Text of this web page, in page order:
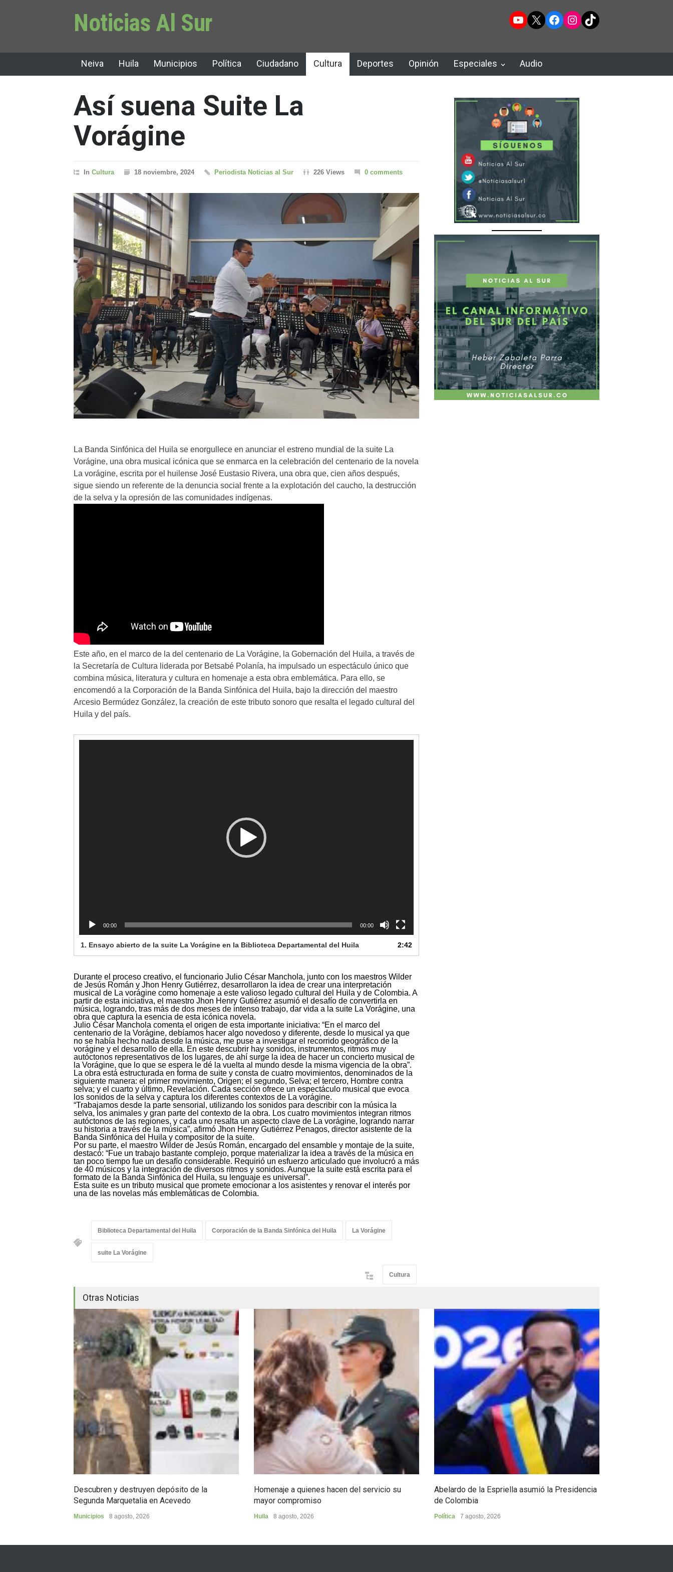
Noticias Al Sur YouTube
X Facebook
Instagram
TikTok
Neiva Huila Municipios Política Ciudadano Cultura Deportes Opinión Especiales Audio
Así suena Suite La
Vorágine
In Cultura 18 noviembre, 2024 Periodista Noticias al Sur 226 Views 0 comments
La Banda Sinfónica del Huila se enorgullece en anunciar el estreno mundial de la suite La
Vorágine, una obra musical icónica que se enmarca en la celebración del centenario de la novela
La vorágine, escrita por el huilense José Eustasio Rivera, una obra que, cien años después,
sigue siendo un referente de la denuncia social frente a la explotación del caucho, la destrucción
de la selva y la opresión de las comunidades indígenas.
Este año, en el marco de la del centenario de La Vorágine, la Gobernación del Huila, a través de
la Secretaría de Cultura liderada por Betsabé Polanía, ha impulsado un espectáculo único que
combina música, literatura y cultura en homenaje a esta obra emblemática. Para ello, se
encomendó a la Corporación de la Banda Sinfónica del Huila, bajo la dirección del maestro
Arcesio Bermúdez González, la creación de este tributo sonoro que resalta el legado cultural del
Huila y del país.
00:00 00:00
1. Ensayo abierto de la suite La Vorágine en la Biblioteca Departamental del Huila 2:42
Durante el proceso creativo, el funcionario Julio César Manchola, junto con los maestros Wilder
de Jesús Román y Jhon Henry Gutiérrez, desarrollaron la idea de crear una interpretación
musical de La vorágine como homenaje a este valioso legado cultural del Huila y de Colombia. A
partir de esta iniciativa, el maestro Jhon Henry Gutiérrez asumió el desafío de convertirla en
música, logrando, tras más de dos meses de intenso trabajo, dar vida a la suite La Vorágine, una
obra que captura la esencia de esta icónica novela.
Julio César Manchola comenta el origen de esta importante iniciativa: “En el marco del
centenario de la Vorágine, debíamos hacer algo novedoso y diferente, desde lo musical ya que
no se había hecho nada desde la música, me puse a investigar el recorrido geográfico de la
vorágine y el desarrollo de ella. En este descubrir hay sonidos, instrumentos, ritmos muy
autóctonos representativos de los lugares, de ahí surge la idea de hacer un concierto musical de
la Vorágine, que lo que se espera le dé la vuelta al mundo desde la misma vigencia de la obra”.
La obra está estructurada en forma de suite y consta de cuatro movimientos, denominados de la
siguiente manera: el primer movimiento, Origen; el segundo, Selva; el tercero, Hombre contra
selva; y el cuarto y último, Revelación. Cada sección ofrece un espectáculo musical que evoca
los sonidos de la selva y captura los diferentes contextos de La vorágine.
“Trabajamos desde la parte sensorial, utilizando los sonidos para describir con la música la
selva, los animales y gran parte del contexto de la obra. Los cuatro movimientos integran ritmos
autóctonos de las regiones, y cada uno resalta un aspecto clave de La vorágine, logrando narrar
su historia a través de la música”, afirmó Jhon Henry Gutiérrez Penagos, director asistente de la
Banda Sinfónica del Huila y compositor de la suite.
Por su parte, el maestro Wilder de Jesús Román, encargado del ensamble y montaje de la suite,
destacó: “Fue un trabajo bastante complejo, porque materializar la idea a través de la música en
tan poco tiempo fue un desafío considerable. Requirió un esfuerzo articulado que involucró a más
de 40 músicos y la integración de diversos ritmos y sonidos. Aunque la suite está escrita para el
formato de la Banda Sinfónica del Huila, su lenguaje es universal”.
Esta suite es un tributo musical que promete emocionar a los asistentes y renovar el interés por
una de las novelas más emblemáticas de Colombia.
Biblioteca Departamental del Huila Corporación de la Banda Sinfónica del Huila La Vorágine
suite La Vorágine
Cultura
Otras Noticias
Descubren y destruyen depósito de la
Segunda Marquetalia en Acevedo
Municipios 8 agosto, 2026
Homenaje a quienes hacen del servicio su
mayor compromiso
Huila 8 agosto, 2026
Abelardo de la Espriella asumió la Presidencia
de Colombia
Política 7 agosto, 2026